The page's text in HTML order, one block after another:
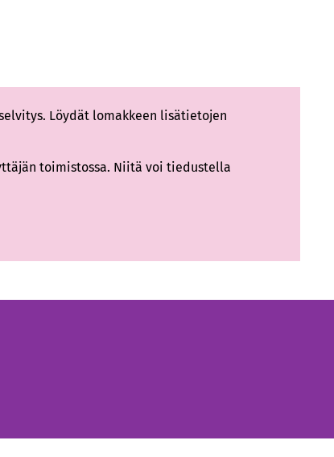
Löydät lomakkeen lisätietojen
toimistossa. Niitä voi tiedustella